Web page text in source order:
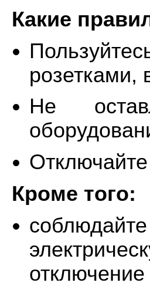
Какие
розетками,
Не
Кроме того:
соблюдайте